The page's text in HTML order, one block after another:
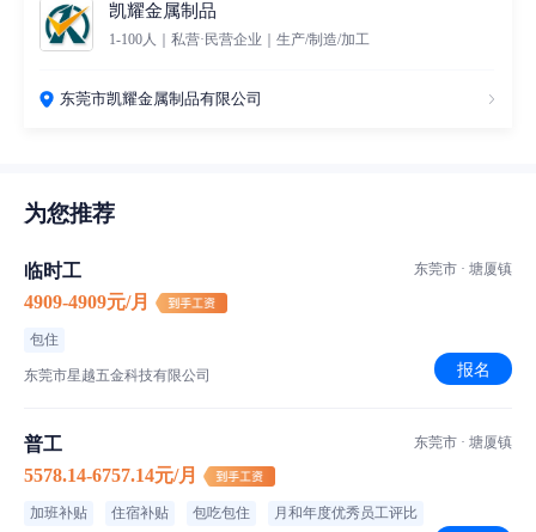
凯耀金属制品
1-100人｜私营·民营企业｜生产/制造/加工
东莞市凯耀金属制品有限公司
为您推荐
临时工
4909-4909元/月
包住
东莞市星越五金科技有限公司
东莞市 · 塘厦镇
报名
普工
5578.14-6757.14元/月
加班补贴 住宿补贴 包吃包住 月和年度优秀员工评比
东莞市 · 塘厦镇